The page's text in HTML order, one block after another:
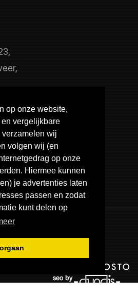
op onze website,
vergelijkbare
wij
volgen wij (en
op onze
Hiermee kunnen
je advertenties laten
passen en zodat
kunt delen op